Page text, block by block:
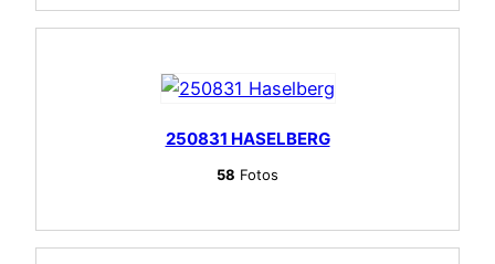
250831 HASELBERG
58 Fotos